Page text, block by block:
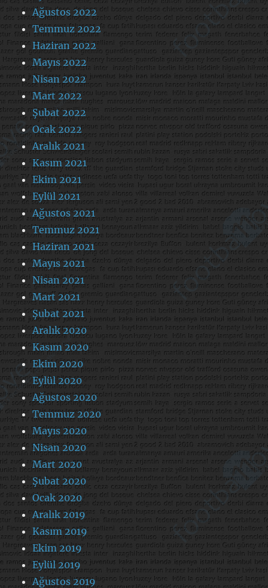
Ağustos 2022
Temmuz 2022
Haziran 2022
Mayıs 2022
Nisan 2022
Mart 2022
Şubat 2022
Ocak 2022
Aralık 2021
Kasım 2021
Ekim 2021
Eylül 2021
Ağustos 2021
Temmuz 2021
Haziran 2021
Mayıs 2021
Nisan 2021
Mart 2021
Şubat 2021
Aralık 2020
Kasım 2020
Ekim 2020
Eylül 2020
Ağustos 2020
Temmuz 2020
Mayıs 2020
Nisan 2020
Mart 2020
Şubat 2020
Ocak 2020
Aralık 2019
Kasım 2019
Ekim 2019
Eylül 2019
Ağustos 2019